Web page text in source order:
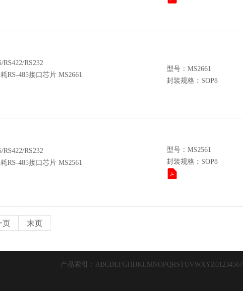
RS232
RS-485接口芯片 MS2661
型号：MS2661
封装规格：SOP8
RS232
RS-485接口芯片 MS2561
型号：MS2561
封装规格：SOP8
页 末页
产品索引： A BC D E FG H K M N O PQ RSTUVWX YZ0 234567